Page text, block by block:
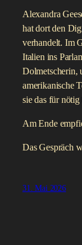
Alexandra
hat dort den
verhandelt. Im
Italien ins
Dolmetscherin,
amerikanische
sie das für nötig
Am Ende
Das Gespräch
31. Mai 2026